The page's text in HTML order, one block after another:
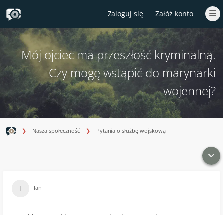
Zaloguj się Załóż konto
Mój ojciec ma przeszłość kryminalną.
Czy mogę wstąpić do marynarki
wojennej?
Nasza społeczność Pytania o służbę wojskową
Ian